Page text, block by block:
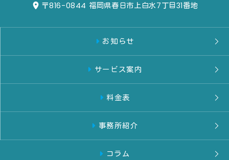
〒816-0844 福岡県春日市上白水7丁目31番地
お知らせ
サービス案内
料金表
事務所紹介
コラム